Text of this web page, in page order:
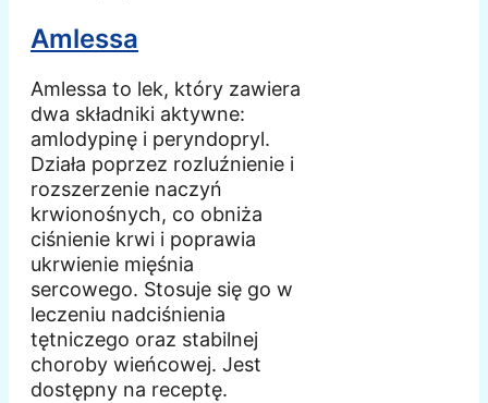
Amlessa
Amlessa to lek, który zawiera
dwa składniki aktywne:
amlodypinę i peryndopryl.
Działa poprzez rozluźnienie i
rozszerzenie naczyń
krwionośnych, co obniża
ciśnienie krwi i poprawia
ukrwienie mięśnia
sercowego. Stosuje się go w
leczeniu nadciśnienia
tętniczego oraz stabilnej
choroby wieńcowej. Jest
dostępny na receptę.